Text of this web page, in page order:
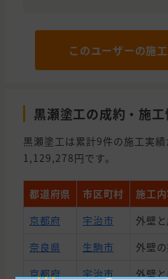
このユーザーの施
黒瀬塗工の成約・施工
黒瀬塗工は累計9件の施工実
1,129,278円です。
都道府県 市区町村
施工
京都府
宇治市
外壁
奈良県
生駒市
外壁
京都府
宇治市 外壁